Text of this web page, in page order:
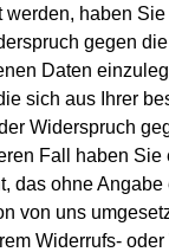
werden, haben
gegen
Daten
sich aus Ihrer
Widerspruch
Fall haben
das ohne
von uns
Widerrufs-